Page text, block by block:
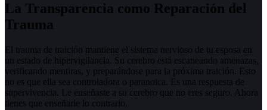
La Transparencia como Reparación del
Trauma
El trauma de traición mantiene el sistema nervioso de tu esposa en
un estado de hipervigilancia. Su cerebro está escaneando amenazas,
verificando mentiras, y preparándose para la próxima traición. Esto
no es que ella sea controladora o paranoica. Es una respuesta de
supervivencia. Le enseñaste a su cerebro que no eres seguro. Ahora
tienes que enseñarle lo contrario.